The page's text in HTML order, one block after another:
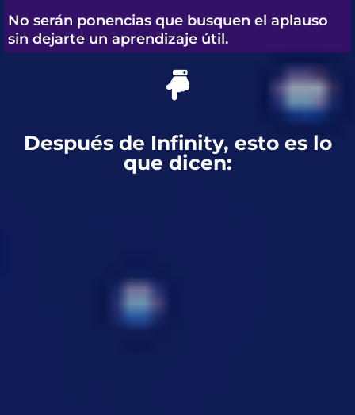
No serán ponencias que busquen el aplauso
sin dejarte un aprendizaje útil.
Después de Infinity, esto es lo
que dicen: